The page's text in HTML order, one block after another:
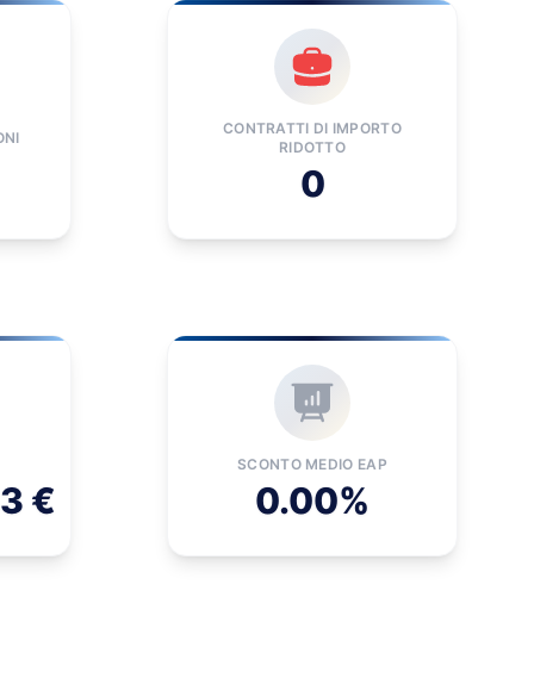
CONTRATTI DI IMPORTO
RIDOTTO
0
€
SCONTO MEDIO EAP
0.00%